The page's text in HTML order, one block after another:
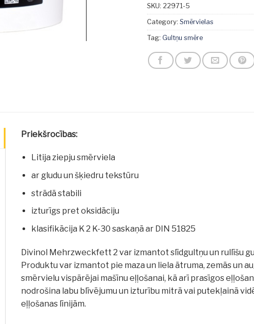
SKU: 22971-5
Category: Smērvielas
Tag: Gultņu smēre
Priekšrocības:
Litija ziepju smērviela
ar gludu un šķiedru tekstūru
strādā stabili
izturīgs pret oksidāciju
klasifikācija K 2 K-30 saskaņā ar DIN 51825
Divinol Mehrzweckfett 2 var izmantot slīdgultņu un rullīšu
Produktu var izmantot pie maza un liela ātruma, zemās un
smērvielu vispārējai mašīnu eļļošanai, kā arī prasīgos
nodrošina labu blīvējumu un izturību mitrā vai putekļainā
eļļošanas līnijām.